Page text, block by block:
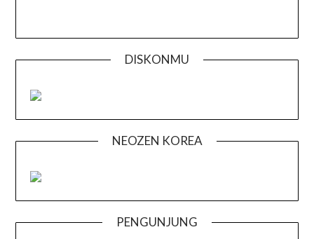
DISKONMU
NEOZEN KOREA
PENGUNJUNG